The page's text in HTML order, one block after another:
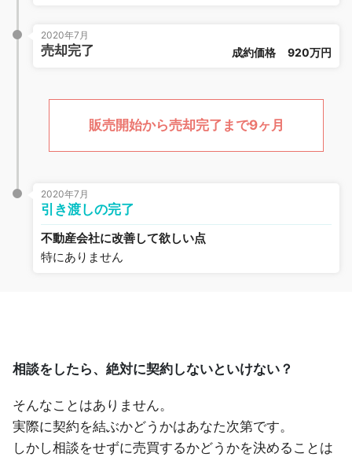
2020年7月
売却完了 成約価格 920万円
販売開始から売却完了まで9ヶ月
2020年7月
引き渡しの完了
不動産会社に改善して欲しい点
特にありません
相談をしたら、絶対に契約しないといけない？
そんなことはありません。
実際に契約を結ぶかどうかはあなた次第です。
しかし相談をせずに売買するかどうかを決めることは